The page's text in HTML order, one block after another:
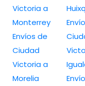
Victoria a
Monterrey
Envíos de
Ciudad
Victoria a
Morelia